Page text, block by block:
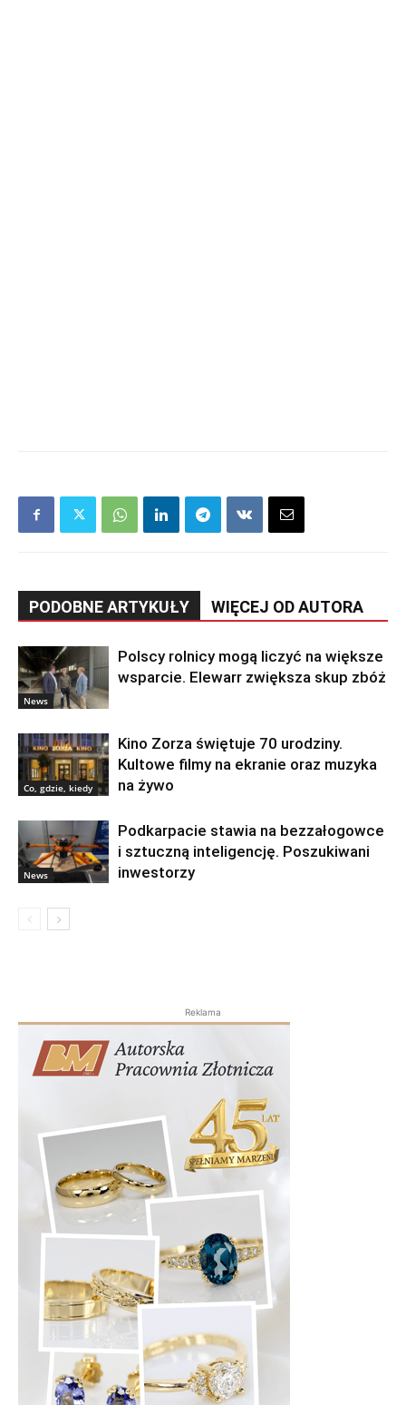
PODOBNE ARTYKUŁY WIĘCEJ OD AUTORA
News
Polscy rolnicy mogą liczyć na większe
wsparcie. Elewarr zwiększa skup zbóż
Co, gdzie, kiedy
Kino Zorza świętuje 70 urodziny.
Kultowe filmy na ekranie oraz muzyka
na żywo
News
Podkarpacie stawia na bezzałogowce
i sztuczną inteligencję. Poszukiwani
inwestorzy
Reklama